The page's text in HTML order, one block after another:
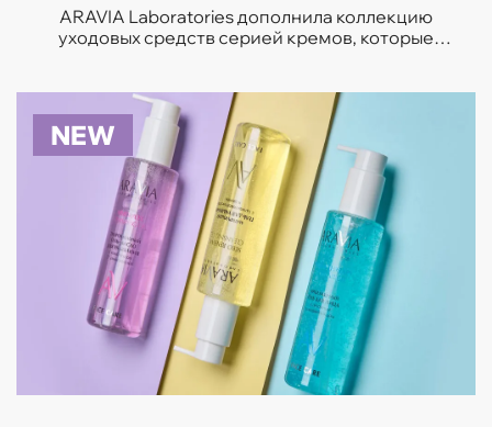
ARAVIA Laboratories дополнила коллекцию
уходовых средств серией кремов, которые
с несо...
NEW